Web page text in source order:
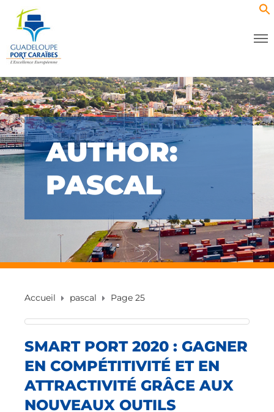
AUTHOR:
PASCAL
Accueil pascal Page 25
SMART PORT 2020 : GAGNER
EN COMPÉTITIVITÉ ET EN
ATTRACTIVITÉ GRÂCE AUX
NOUVEAUX OUTILS